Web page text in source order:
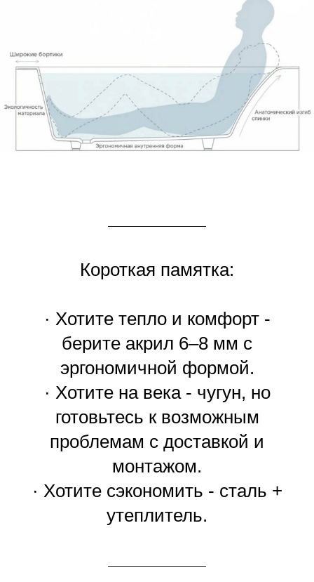
Короткая памятка:
· Хотите тепло и комфорт -
берите акрил 6–8 мм с
эргономичной формой.
· Хотите на века - чугун, но
готовьтесь к возможным
проблемам с доставкой и
монтажом.
· Хотите сэкономить - сталь +
утеплитель.